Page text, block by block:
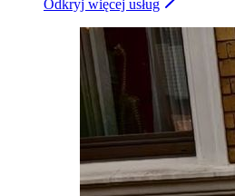
Odkryj więcej usług